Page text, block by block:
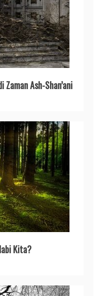
Ash-Shan’ani
Kita?